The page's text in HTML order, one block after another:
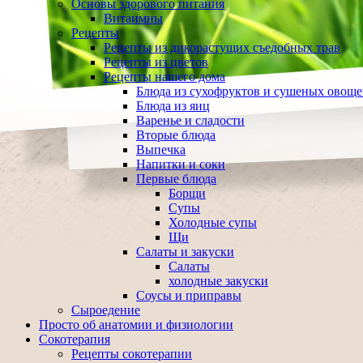
Основы здорового питания
Витаимны
Рецепты
Рецепты из дикорастущих съедобных трав
Рецепты из цветов
Рецепты нашего дома
Блюда из сухофруктов и сушеных
Блюда из яиц
Варенье и сладости
Вторые блюда
Выпечка
Напитки и соки
Первые блюда
Борщи
Супы
Холодные супы
Щи
Салаты и закуски
Салаты
холодные закуски
Соусы и приправы
Сыроедение
Просто об анатомии и физиологии
Сокотерапия
Рецепты сокотерапии